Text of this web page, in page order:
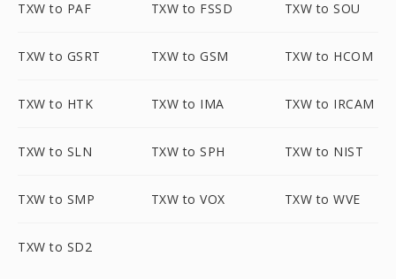
TXW to PAF TXW to FSSD TXW to SOU
TXW to GSRT TXW to GSM TXW to HCOM
TXW to HTK TXW to IMA TXW to IRCAM
TXW to SLN TXW to SPH TXW to NIST
TXW to SMP TXW to VOX TXW to WVE
TXW to SD2